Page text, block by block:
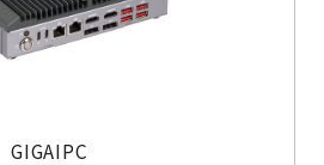
GIGAIPC